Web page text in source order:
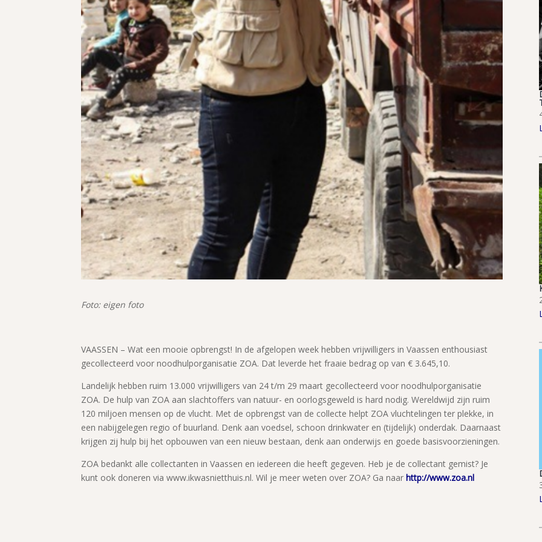
Foto: eigen foto
VAASSEN – Wat een mooie opbrengst! In de afgelopen week hebben vrijwilligers in Vaassen enthousiast
gecollecteerd voor noodhulporganisatie ZOA. Dat leverde het fraaie bedrag op van € 3.645,10.
Landelijk hebben ruim 13.000 vrijwilligers van 24 t/m 29 maart gecollecteerd voor noodhulporganisatie
ZOA. De hulp van ZOA aan slachtoffers van natuur- en oorlogsgeweld is hard nodig. Wereldwijd zijn ruim
120 miljoen mensen op de vlucht. Met de opbrengst van de collecte helpt ZOA vluchtelingen ter plekke, in
een nabijgelegen regio of buurland. Denk aan voedsel, schoon drinkwater en (tijdelijk) onderdak. Daarnaast
krijgen zij hulp bij het opbouwen van een nieuw bestaan, denk aan onderwijs en goede basisvoorzieningen.
ZOA bedankt alle collectanten in Vaassen en iedereen die heeft gegeven. Heb je de collectant gemist? Je
kunt ook doneren via www.ikwasnietthuis.nl. Wil je meer weten over ZOA? Ga naarhttp://www.zoa.nl